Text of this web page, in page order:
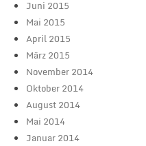
Juni 2015
Mai 2015
April 2015
März 2015
November 2014
Oktober 2014
August 2014
Mai 2014
Januar 2014